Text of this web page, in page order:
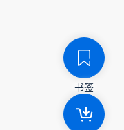
书签